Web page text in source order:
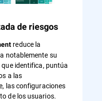
de riesgos
reduce la
notablemente su
identifica, puntúa
a las
las configuraciones
de los usuarios.